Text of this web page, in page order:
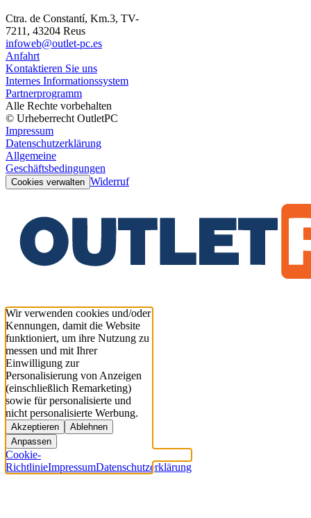
Ctra. de Constantí, Km.3, TV-
7211, 43204 Reus
infoweb@outlet-pc.es
Anfahrt
Kontaktieren Sie uns
Internes Informationssystem
Partnerprogramm
Alle Rechte vorbehalten
© Urheberrecht OutletPC
Impressum
Datenschutzerklärung
Allgemeine
Geschäftsbedingungen
Cookies verwalten Widerruf
Wir verwenden cookies und/oder
Kennungen, damit die Website
funktioniert, um ihre Nutzung zu
messen und mit Ihrer
Einwilligung zur
Personalisierung von Anzeigen
(einschließlich Remarketing)
sowie für personalisierte und
nicht personalisierte Werbung.
Akzeptieren
Ablehnen
Anpassen
Cookie-
RichtlinieImpressumDatenschutzerklärung